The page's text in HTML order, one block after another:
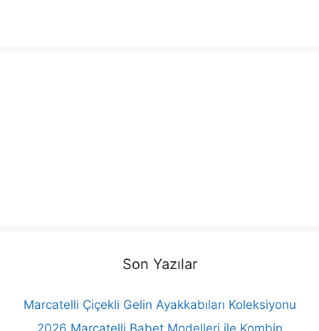
Son Yazılar
Marcatelli Çiçekli Gelin Ayakkabıları Koleksiyonu